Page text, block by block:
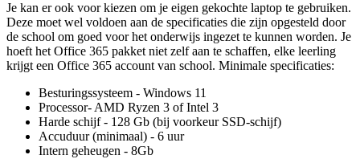
Je kan er ook voor kiezen om je eigen gekochte laptop te gebruiken.
Deze moet wel voldoen aan de specificaties die zijn opgesteld door
de school om goed voor het onderwijs ingezet te kunnen worden. Je
hoeft het Office 365 pakket niet zelf aan te schaffen, elke leerling
krijgt een Office 365 account van school. Minimale specificaties:
Besturingssysteem - Windows 11
Processor- AMD Ryzen 3 of Intel 3
Harde schijf - 128 Gb (bij voorkeur SSD-schijf)
Accuduur (minimaal) - 6 uur
Intern geheugen - 8Gb